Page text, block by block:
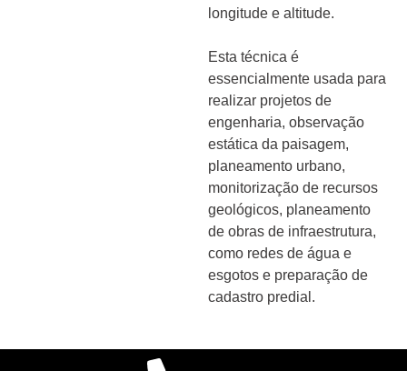
longitude e altitude.
Esta técnica é
essencialmente usada para
realizar projetos de
engenharia, observação
estática da paisagem,
planeamento urbano,
monitorização de recursos
geológicos, planeamento
de obras de infraestrutura,
como redes de água e
esgotos e preparação de
cadastro predial.